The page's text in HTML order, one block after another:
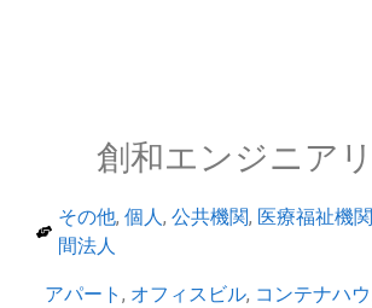
創和エンジニア
その他, 個人, 公共機関, 医療福祉機関
間法人
アパート, オフィスビル, コンテナハ